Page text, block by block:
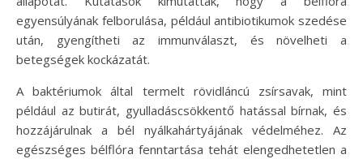
egyensúlyának felborulása, például antibiotikumok szedése
után, gyengítheti az immunválaszt, és növelheti a
betegségek kockázatát.
A baktériumok által termelt rövidláncú zsírsavak, mint
például az butirát, gyulladáscsökkentő hatással bírnak, és
hozzájárulnak a bél nyálkahártyájának védelméhez. Az
egészséges bélflóra fenntartása tehát elengedhetetlen a